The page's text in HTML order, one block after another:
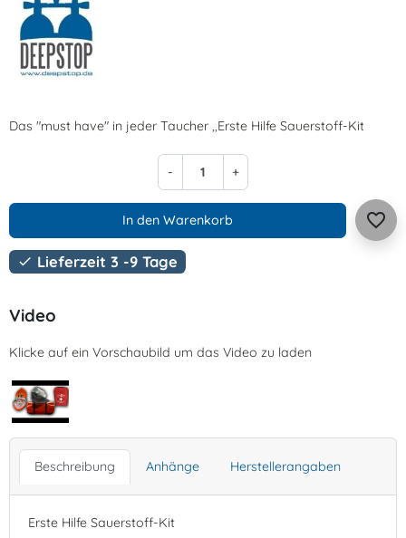
Das "must have" in jeder Taucher ,,Erste Hilfe Sauerstoff-Kit
- +
In den Warenkorb favorite_border
 Lieferzeit 3 -9 Tage
Video
Klicke auf ein Vorschaubild um das Video zu laden
Beschreibung Anhänge Herstellerangaben
Erste Hilfe Sauerstoff-Kit